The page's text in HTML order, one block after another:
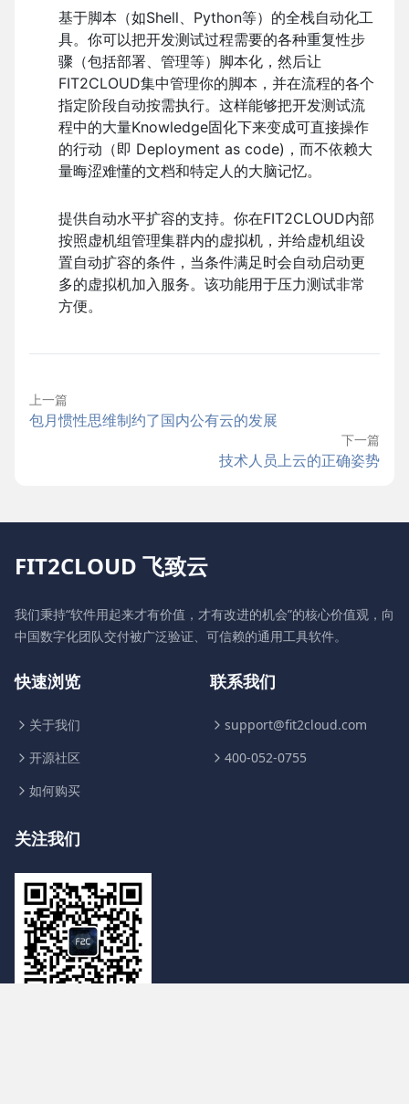
基于脚本（如Shell、Python等）的全栈自动化工
具。你可以把开发测试过程需要的各种重复性步
骤（包括部署、管理等）脚本化，然后让
FIT2CLOUD集中管理你的脚本，并在流程的各个
指定阶段自动按需执行。这样能够把开发测试流
程中的大量Knowledge固化下来变成可直接操作
的行动（即 Deployment as code)，而不依赖大
量晦涩难懂的文档和特定人的大脑记忆。
提供自动水平扩容的支持。你在FIT2CLOUD内部
按照虚机组管理集群内的虚拟机，并给虚机组设
置自动扩容的条件，当条件满足时会自动启动更
多的虚拟机加入服务。该功能用于压力测试非常
方便。
上一篇
包月惯性思维制约了国内公有云的发展
下一篇
技术人员上云的正确姿势
FIT2CLOUD 飞致云
我们秉持“软件用起来才有价值，才有改进的机会”的核心价值观，向
中国数字化团队交付被广泛验证、可信赖的通用工具软件。
快速浏览
关于我们
开源社区
如何购买
联系我们
support@fit2cloud.com
400-052-0755
关注我们